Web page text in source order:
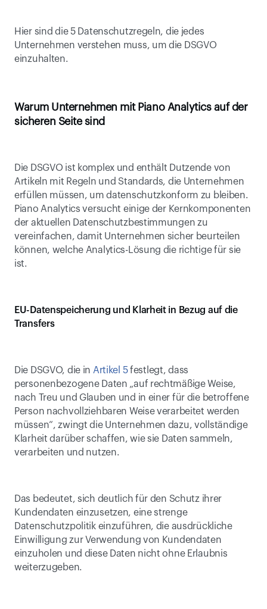
Hier sind die 5 Datenschutzregeln, die jedes
Unternehmen verstehen muss, um die DSGVO
einzuhalten.
Warum Unternehmen mit Piano Analytics auf der
sicheren Seite sind
Die DSGVO ist komplex und enthält Dutzende von
Artikeln mit Regeln und Standards, die Unternehmen
erfüllen müssen, um datenschutzkonform zu bleiben.
Piano Analytics versucht einige der Kernkomponenten
der aktuellen Datenschutzbestimmungen zu
vereinfachen, damit Unternehmen sicher beurteilen
können, welche Analytics-Lösung die richtige für sie
ist.
EU-Datenspeicherung und Klarheit in Bezug auf die
Transfers
Die DSGVO, die in Artikel 5 festlegt, dass
personenbezogene Daten „auf rechtmäßige Weise,
nach Treu und Glauben und in einer für die betroffene
Person nachvollziehbaren Weise verarbeitet werden
müssen“, zwingt die Unternehmen dazu, vollständige
Klarheit darüber schaffen, wie sie Daten sammeln,
verarbeiten und nutzen.
Das bedeutet, sich deutlich für den Schutz ihrer
Kundendaten einzusetzen, eine strenge
Datenschutzpolitik einzuführen, die ausdrückliche
Einwilligung zur Verwendung von Kundendaten
einzuholen und diese Daten nicht ohne Erlaubnis
weiterzugeben.